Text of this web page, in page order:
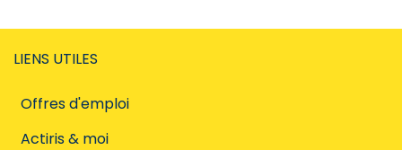
LIENS UTILES
Offres d'emploi
Actiris & moi